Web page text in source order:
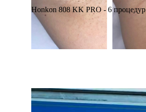
Honkon 808 KK PRO - 6 процедур